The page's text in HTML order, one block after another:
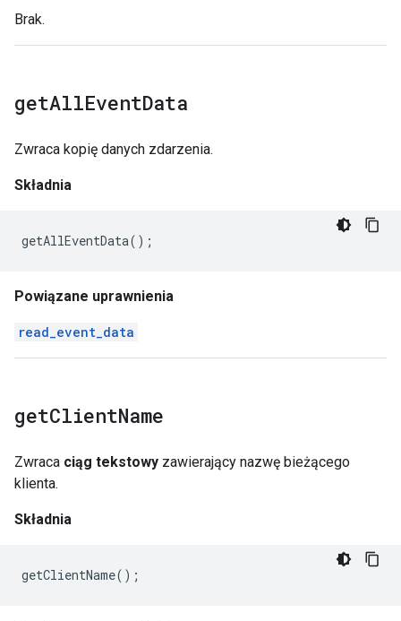
Brak.
getAllEventData
Zwraca kopię danych zdarzenia.
Składnia
getAllEventData();
Powiązane uprawnienia
read_event_data
getClientName
Zwraca ciąg tekstowy zawierający nazwę bieżącego
klienta.
Składnia
getClientName();